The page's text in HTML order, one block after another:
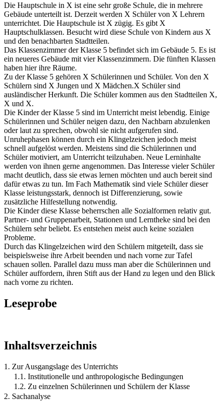
Die Hauptschule in X ist eine sehr große Schule, die in mehrere
Gebäude unterteilt ist. Derzeit werden X Schüler von X Lehrern
unterrichtet. Die Hauptschule ist X zügig. Es gibt X
Hauptschulklassen. Besucht wird diese Schule von Kindern aus X
und den benachbarten Stadtteilen.
Das Klassenzimmer der Klasse 5 befindet sich im Gebäude 5. Es ist
ein neueres Gebäude mit vier Klassenzimmern. Die fünften Klassen
haben hier ihre Räume.
Zu der Klasse 5 gehören X Schülerinnen und Schüler. Von den X
Schülern sind X Jungen und X Mädchen.X Schüler sind
ausländischer Herkunft. Die Schüler kommen aus den Stadtteilen X,
X und X.
Die Kinder der Klasse 5 sind im Unterricht meist lebendig. Einige
Schülerinnen und Schüler neigen dazu, den Nachbarn abzulenken
oder laut zu sprechen, obwohl sie nicht aufgerufen sind.
Unruhephasen können durch ein Klingelzeichen jedoch meist
schnell aufgelöst werden. Meistens sind die Schülerinnen und
Schüler motiviert, am Unterricht teilzuhaben. Neue Lerninhalte
werden von ihnen gerne angenommen. Das Interesse vieler Schüler
macht deutlich, dass sie etwas lernen möchten und auch bereit sind
dafür etwas zu tun. Im Fach Mathematik sind viele Schüler dieser
Klasse leistungsstark, dennoch ist Differenzierung, sowie
zusätzliche Hilfestellung notwendig.
Die Kinder diese Klasse beherrschen alle Sozialformen relativ gut.
Partner- und Gruppenarbeit, Stationen und Lerntheke sind bei den
Schülern sehr beliebt. Es entstehen meist auch keine sozialen
Probleme.
Durch das Klingelzeichen wird den Schülern mitgeteilt, dass sie
beispielsweise ihre Arbeit beenden und nach vorne zur Tafel
schauen sollen. Parallel dazu muss man aber die Schülerinnen und
Schüler auffordern, ihren Stift aus der Hand zu legen und den Blick
nach vorne zu richten.
Leseprobe
Inhaltsverzeichnis
1. Zur Ausgangslage des Unterrichts
1.1. Institutionelle und anthropologische Bedingungen
1.2. Zu einzelnen Schülerinnen und Schülern der Klasse
2. Sachanalyse